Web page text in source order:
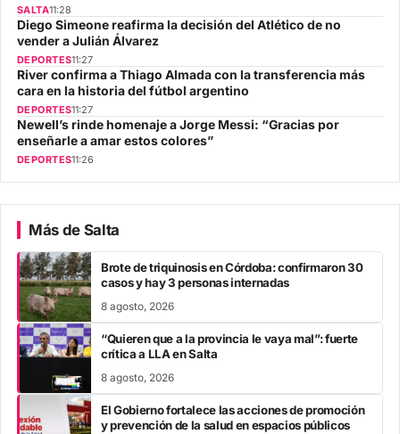
SALTA11:28
Diego Simeone reafirma la decisión del Atlético de no
vender a Julián Álvarez
DEPORTES11:27
River confirma a Thiago Almada con la transferencia más
cara en la historia del fútbol argentino
DEPORTES11:27
Newell’s rinde homenaje a Jorge Messi: “Gracias por
enseñarle a amar estos colores”
DEPORTES11:26
Más de Salta
Brote de triquinosis en Córdoba: confirmaron 30
casos y hay 3 personas internadas
8 agosto, 2026
“Quieren que a la provincia le vaya mal”: fuerte
crítica a LLA en Salta
8 agosto, 2026
El Gobierno fortalece las acciones de promoción
y prevención de la salud en espacios públicos